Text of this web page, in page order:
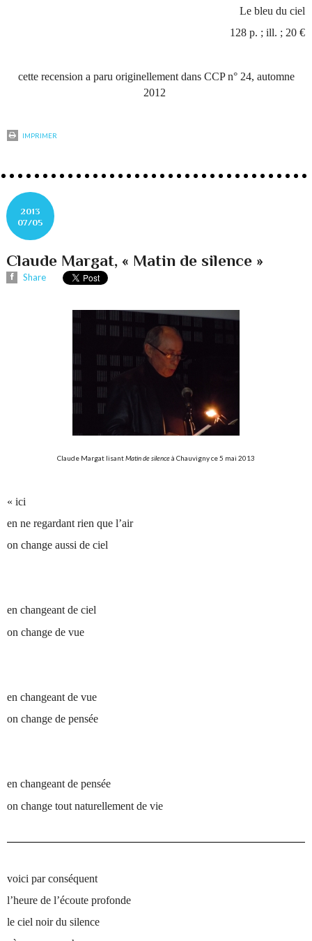
Le bleu du ciel
128 p. ; ill. ; 20 €
cette recension a paru originellement dans CCP n° 24, automne
2012
IMPRIMER
2013
07/05
Claude Margat, « Matin de silence »
Share
Claude Margat lisantMatin de silenceà Chauvigny ce 5 mai 2013
« ici
en ne regardant rien que l’air
on change aussi de ciel
en changeant de ciel
on change de vue
en changeant de vue
on change de pensée
en changeant de pensée
on change tout naturellement de vie
voici par conséquent
l’heure de l’écoute profonde
le ciel noir du silence